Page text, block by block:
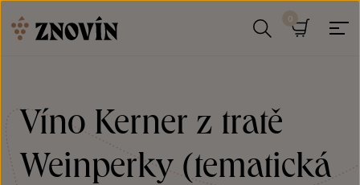
Víno Kerner z tratě
Weinperky (tematická